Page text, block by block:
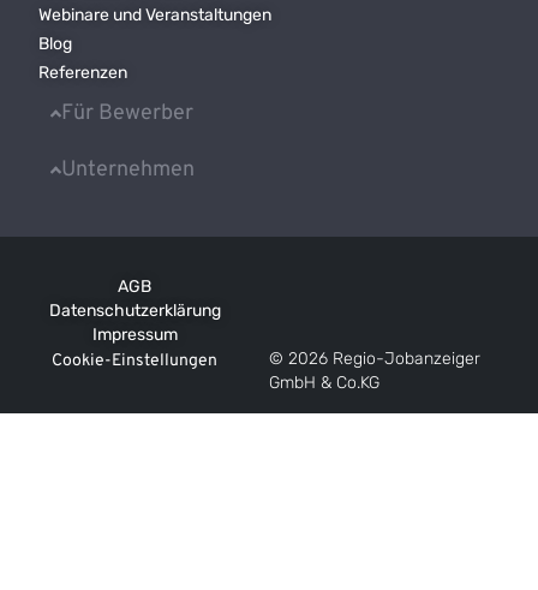
Webinare und Veranstaltungen
Blog
Referenzen
Für Bewerber
Unternehmen
AGB
Datenschutzerklärung
Impressum
Cookie-Einstellungen
© 2026 Regio-Jobanzeiger
GmbH & Co.KG